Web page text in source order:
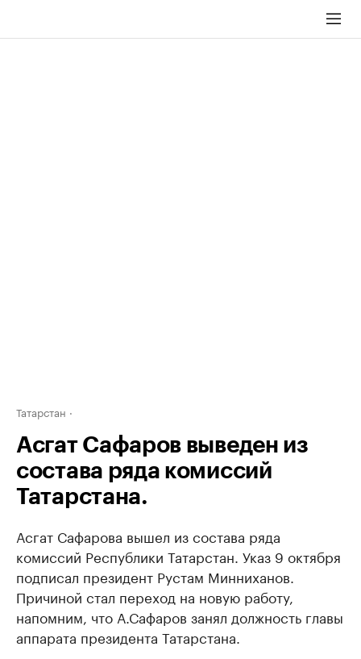
Татарстан
Асгат Сафаров выведен из
состава ряда комиссий
Татарстана.
Асгат Сафарова вышел из состава ряда
комиссий Республики Татарстан. Указ 9 октября
подписал президент Рустам Минниханов.
Причиной стал переход на новую работу,
напомним, что А.Сафаров занял должность главы
аппарата президента Татарстана.